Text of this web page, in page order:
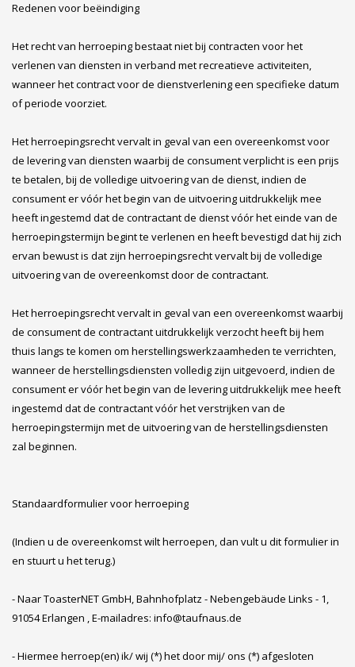
Redenen voor beëindiging
Het recht van herroeping bestaat niet bij contracten voor het
verlenen van diensten in verband met recreatieve activiteiten,
wanneer het contract voor de dienstverlening een specifieke datum
of periode voorziet.
Het herroepingsrecht vervalt in geval van een overeenkomst voor
de levering van diensten waarbij de consument verplicht is een prijs
te betalen, bij de volledige uitvoering van de dienst, indien de
consument er vóór het begin van de uitvoering uitdrukkelijk mee
heeft ingestemd dat de contractant de dienst vóór het einde van de
herroepingstermijn begint te verlenen en heeft bevestigd dat hij zich
ervan bewust is dat zijn herroepingsrecht vervalt bij de volledige
uitvoering van de overeenkomst door de contractant.
Het herroepingsrecht vervalt in geval van een overeenkomst waarbij
de consument de contractant uitdrukkelijk verzocht heeft bij hem
thuis langs te komen om herstellingswerkzaamheden te verrichten,
wanneer de herstellingsdiensten volledig zijn uitgevoerd, indien de
consument er vóór het begin van de levering uitdrukkelijk mee heeft
ingestemd dat de contractant vóór het verstrijken van de
herroepingstermijn met de uitvoering van de herstellingsdiensten
zal beginnen.
Standaardformulier voor herroeping
(Indien u de overeenkomst wilt herroepen, dan vult u dit formulier in
en stuurt u het terug.)
- Naar ToasterNET GmbH, Bahnhofplatz - Nebengebäude Links - 1,
91054 Erlangen , E-mailadres: info@taufnaus.de
- Hiermee herroep(en) ik/ wij (*) het door mij/ ons (*) afgesloten